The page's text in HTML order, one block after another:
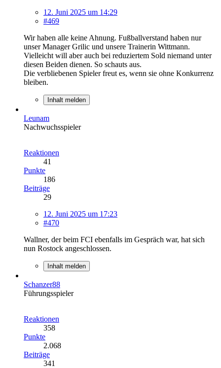
12. Juni 2025 um 14:29
#469
Wir haben alle keine Ahnung. Fußballverstand haben nur
unser Manager Grilic und unsere Trainerin Wittmann.
Vielleicht will aber auch bei reduziertem Sold niemand unter
diesen Beiden dienen. So schauts aus.
Die verbliebenen Spieler freut es, wenn sie ohne Konkurrenz
bleiben.
Inhalt melden
Leunam
Nachwuchsspieler
Reaktionen
41
Punkte
186
Beiträge
29
12. Juni 2025 um 17:23
#470
Wallner, der beim FCI ebenfalls im Gespräch war, hat sich
nun Rostock angeschlossen.
Inhalt melden
Schanzer88
Führungsspieler
Reaktionen
358
Punkte
2.068
Beiträge
341